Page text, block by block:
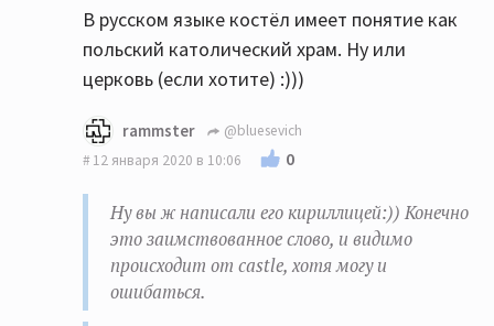
В русском языке костёл имеет понятие как
польский католический храм. Ну или
церковь (если хотите) :)))
rammster
@bluesevich
12 января 2020 в 10:06
0
Ну вы ж написали его кириллицей:)) Конечно
это заимствованное слово, и видимо
происходит от castle, хотя могу и
ошибаться.